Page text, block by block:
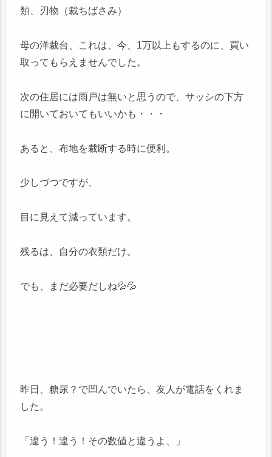
類、刃物（裁ちばさみ）
母の洋裁台、これは、今、1万以上もするのに、買い
取ってもらえませんでした。
次の住居には雨戸は無いと思うので、サッシの下方
に開いておいてもいいかも・・・
あると、布地を裁断する時に便利。
少しづつですが、
目に見えて減っています。
残るは、自分の衣類だけ。
でも、まだ必要だしね💦💦
昨日、糖尿？で凹んでいたら、友人が電話をくれま
した。
「違う！違う！その数値と違うよ、」